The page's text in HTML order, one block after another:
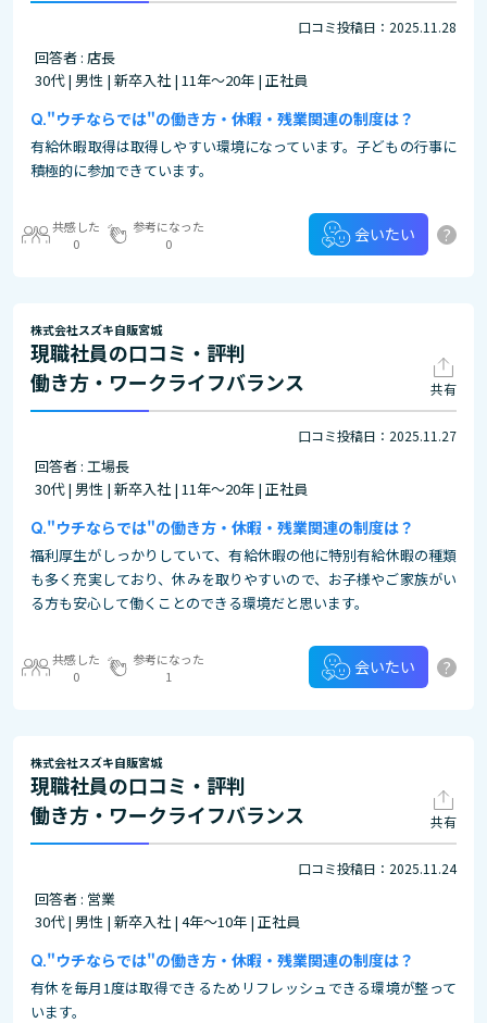
口コミ投稿日：2025.11.28
回答者 : 店長
30代 | 男性 | 新卒入社 | 11年～20年 | 正社員
"ウチならでは"の働き方・休暇・残業関連の制度は？
有給休暇取得は取得しやすい環境になっています。子どもの行事に
積極的に参加できています。
共感した
0
参考になった
0
会いたい ?
株式会社スズキ自販宮城
現職社員の口コミ・評判
働き方・ワークライフバランス
共有
口コミ投稿日：2025.11.27
回答者 : 工場長
30代 | 男性 | 新卒入社 | 11年～20年 | 正社員
"ウチならでは"の働き方・休暇・残業関連の制度は？
福利厚生がしっかりしていて、有給休暇の他に特別有給休暇の種類
も多く充実しており、休みを取りやすいので、お子様やご家族がい
る方も安心して働くことのできる環境だと思います。
共感した
0
参考になった
1
会いたい ?
株式会社スズキ自販宮城
現職社員の口コミ・評判
働き方・ワークライフバランス
共有
口コミ投稿日：2025.11.24
回答者 : 営業
30代 | 男性 | 新卒入社 | 4年～10年 | 正社員
"ウチならでは"の働き方・休暇・残業関連の制度は？
有休を毎月1度は取得できるためリフレッシュできる環境が整って
います。